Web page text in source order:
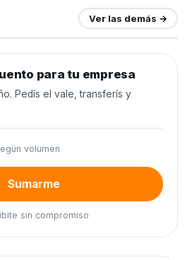
Ver las demás →
para tu empresa
Pedís el vale, transferís y
volumen
Sumarme
sin compromiso